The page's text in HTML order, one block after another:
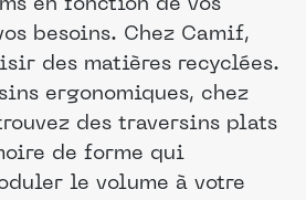
en fonction de vos
besoins. Chez Camif,
des matières recyclées.
ergonomiques, chez
des traversins plats
de forme qui
le volume à votre